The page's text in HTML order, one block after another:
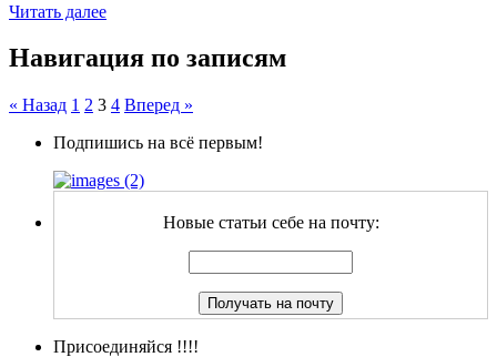
Читать далее
Навигация по записям
« Назад 1 2 3 4 Вперед »
Подпишись на всё первым!
Новые статьи себе на почту:
Присоединяйся !!!!